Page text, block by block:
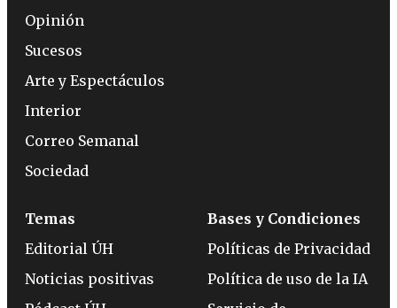
Opinión
Sucesos
Arte y Espectáculos
Interior
Correo Semanal
Sociedad
Temas
Editorial ÚH
Noticias positivas
Bases y Condiciones
Políticas de Privacidad
Política de uso de la IA